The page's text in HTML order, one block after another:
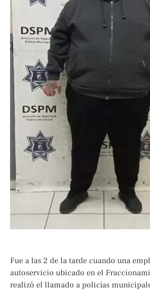
Fue a las 2 de la tarde cuando una
autoservicio ubicado en el
realizó el llamado a policías